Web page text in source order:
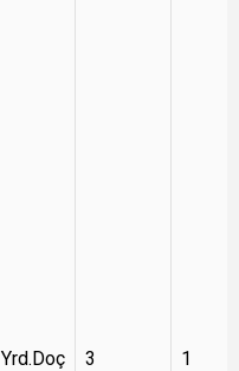
Yrd.Doç 3 1